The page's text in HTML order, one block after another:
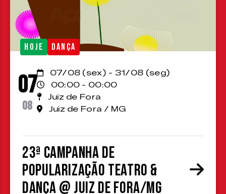
HOJE DANÇA
07
08
07/08 (sex) - 31/08 (seg)
00:00 - 00:00
Juiz de Fora
Juiz de Fora / MG
23ª Campanha de
Popularização Teatro &
Dança @ Juiz de Fora/MG